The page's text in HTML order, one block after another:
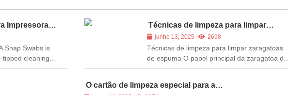
Impressora
Cartões
Snap Swabs is
tipped cleaning
easiest way to
Técnicas de limpeza para limpar
zaragatoas de espuma
junho 13, 2025 2698
Técnicas de limpeza para limpar zaragatoas
de espuma O papel principal da zaragatoa de
espuma limpa é a limpeza, mas quando a
áreas dos cotonetes de espuma limpa pode
O cartão de limpeza especial para a